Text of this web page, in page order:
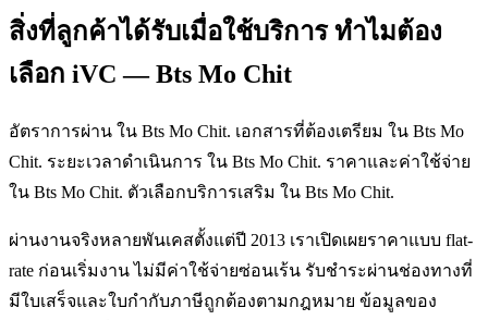
สิ่งที่ลูกค้าได้รับเมื่อใช้บริการ ทำไมต้อง
เลือก iVC — Bts Mo Chit
อัตราการผ่าน ใน Bts Mo Chit. เอกสารที่ต้องเตรียม ใน Bts Mo
Chit. ระยะเวลาดำเนินการ ใน Bts Mo Chit. ราคาและค่าใช้จ่าย
ใน Bts Mo Chit. ตัวเลือกบริการเสริม ใน Bts Mo Chit.
ผ่านงานจริงหลายพันเคสตั้งแต่ปี 2013 เราเปิดเผยราคาแบบ flat-
rate ก่อนเริ่มงาน ไม่มีค่าใช้จ่ายซ่อนเร้น รับชำระผ่านช่องทางที่
มีใบเสร็จและใบกำกับภาษีถูกต้องตามกฎหมาย ข้อมูลของ